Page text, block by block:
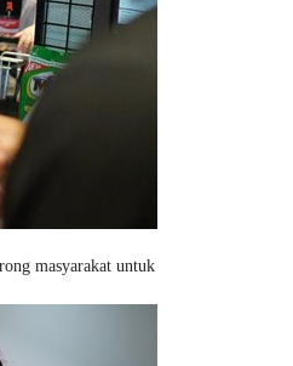
masyarakat untuk